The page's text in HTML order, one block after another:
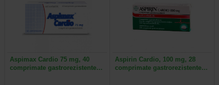
Aspimax Cardio 75 mg, 40
comprimate gastrorezistente…
Aspirin Cardio, 100 mg, 28
comprimate gastrorezistente…